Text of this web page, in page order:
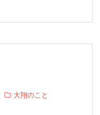
大翔のこと